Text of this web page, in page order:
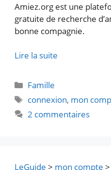
Amiez.org est une
gratuite de recherche
bonne compagnie.
Lire la suite
Catégories
Famille
Étiquettes
connexion, mon
2 commentaires
LeGuide > mon compte >